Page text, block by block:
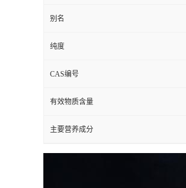
别名
纯度
CAS编号
有效物质含量
主要营养成分